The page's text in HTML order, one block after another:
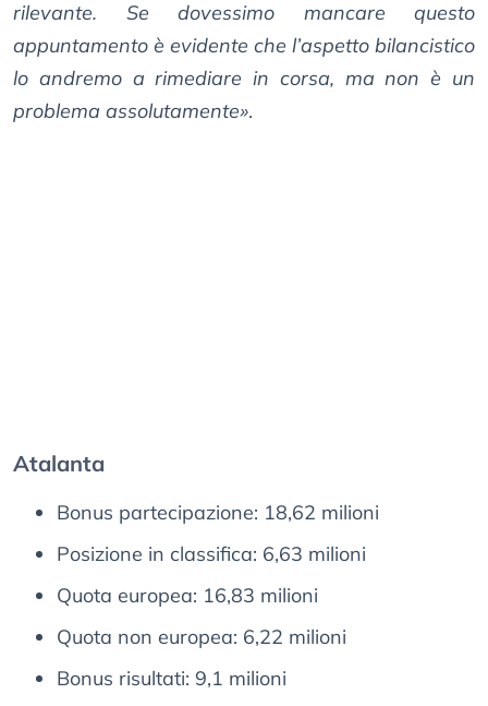
rilevante. Se dovessimo mancare questo
appuntamento è evidente che l’aspetto bilancistico
lo andremo a rimediare in corsa, ma non è un
problema assolutamente».
Atalanta
Bonus partecipazione: 18,62 milioni
Posizione in classifica: 6,63 milioni
Quota europea: 16,83 milioni
Quota non europea: 6,22 milioni
Bonus risultati: 9,1 milioni